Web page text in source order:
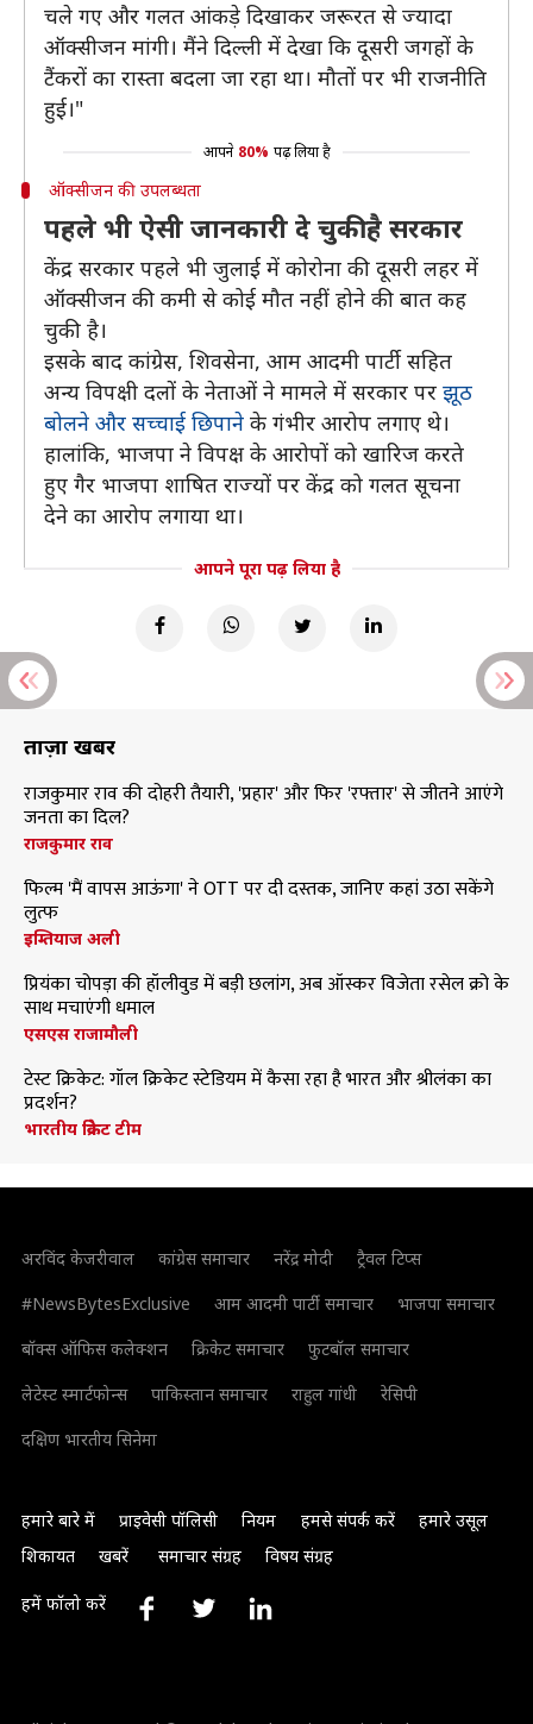
चले गए और गलत आंकड़े दिखाकर जरूरत से ज्यादा
ऑक्सीजन मांगी। मैंने दिल्ली में देखा कि दूसरी जगहों के
टैंकरों का रास्ता बदला जा रहा था। मौतों पर भी राजनीति
हुई।"
आपने 80% पढ़ लिया है
ऑक्सीजन की उपलब्धता
पहले भी ऐसी जानकारी दे चुकी है सरकार
केंद्र सरकार पहले भी जुलाई में कोरोना की दूसरी लहर में
ऑक्सीजन की कमी से कोई मौत नहीं होने की बात कह
चुकी है।
इसके बाद कांग्रेस, शिवसेना, आम आदमी पार्टी सहित
अन्य विपक्षी दलों के नेताओं ने मामले में सरकार पर झूठ
बोलने और सच्चाई छिपाने के गंभीर आरोप लगाए थे।
हालांकि, भाजपा ने विपक्ष के आरोपों को खारिज करते
हुए गैर भाजपा शाषित राज्यों पर केंद्र को गलत सूचना
देने का आरोप लगाया था।
आपने पूरा पढ़ लिया है
ताज़ा खबरें
राजकुमार राव की दोहरी तैयारी, 'प्रहार' और फिर 'रफ्तार' से जीतने आएंगे
जनता का दिल?
राजकुमार राव
फिल्म 'मैं वापस आऊंगा' ने OTT पर दी दस्तक, जानिए कहां उठा सकेंगे
लुत्फ
इम्तियाज अली
प्रियंका चोपड़ा की हॉलीवुड में बड़ी छलांग, अब ऑस्कर विजेता रसेल क्रो के
साथ मचाएंगी धमाल
एसएस राजामौली
टेस्ट क्रिकेट: गॉल क्रिकेट स्टेडियम में कैसा रहा है भारत और श्रीलंका का
प्रदर्शन?
भारतीय क्रिकेट टीम
अरविंद केजरीवाल कांग्रेस समाचार नरेंद्र मोदी
ट्रैवल टिप्स
#NewsBytesExclusive
आम आदमी पार्टी समाचार
भाजपा समाचार
बॉक्स ऑफिस कलेक्शन
क्रिकेट समाचार
फुटबॉल समाचार
लेटेस्ट स्मार्टफोन्स
पाकिस्तान समाचार राहुल गांधी
रेसिपी
दक्षिण भारतीय सिनेमा
हमारे बारे में प्राइवेसी पॉलिसी नियम हमसे संपर्क करें
हमारे उसूल
शिकायत
खबरें समाचार संग्रह विषय संग्रह
हमें फॉलो करें